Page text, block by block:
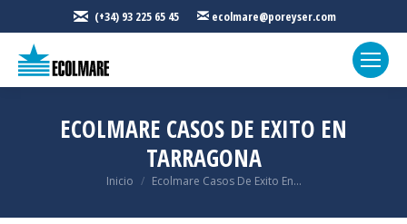
(+34) 93 225 65 45 ecolmare@poreyser.com
ECOLMARE CASOS DE EXITO EN
TARRAGONA
Estás aquí:
Inicio Ecolmare Casos De Exito En...